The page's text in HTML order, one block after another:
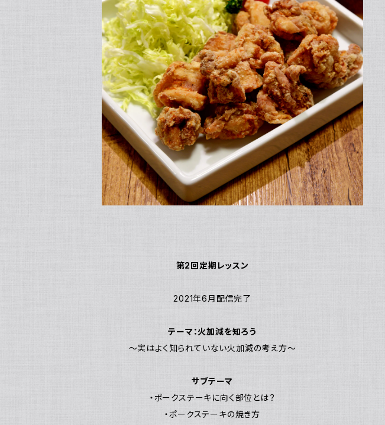
第2回定期レッスン
2021年6月配信完了
テーマ：火加減を知ろう
～実はよく知られていない火加減の考え方～
サブテーマ
・ポークステーキに向く部位とは？
・ポークステーキの焼き方